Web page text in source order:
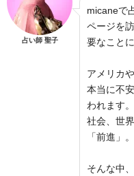
占い師 聖子
micaneで
ページを
要なこと
アメリカ
本当に不
われます
社会、世
「前進」。
そんな中